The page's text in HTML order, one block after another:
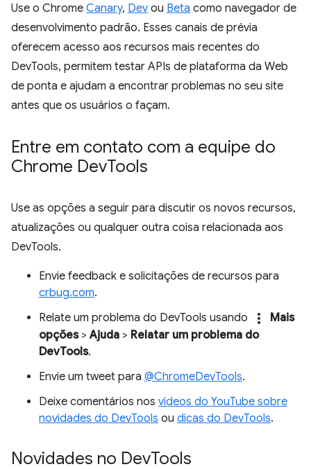
Use o Chrome Canary, Dev ou Beta como navegador de
desenvolvimento padrão. Esses canais de prévia
oferecem acesso aos recursos mais recentes do
DevTools, permitem testar APIs de plataforma da Web
de ponta e ajudam a encontrar problemas no seu site
antes que os usuários o façam.
Entre em contato com a equipe do
Chrome DevTools
Use as opções a seguir para discutir os novos recursos,
atualizações ou qualquer outra coisa relacionada aos
DevTools.
Envie feedback e solicitações de recursos para
crbug.com.
Relate um problema do DevTools usando
more_vert
Mais
opções>Ajuda > Relatar um problema do
DevTools.
Envie um tweet para @ChromeDevTools.
Deixe comentários nos vídeos do YouTube sobre
novidades do DevTools ou dicas do DevTools.
Novidades no DevTools